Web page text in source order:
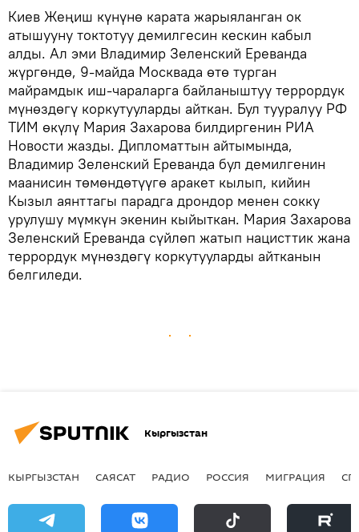
Киев Жеңиш күнүнө карата жарыяланган ок
атышууну токтотуу демилгесин кескин кабыл
алды. Ал эми Владимир Зеленский Ереванда
жүргөндө, 9-майда Москвада өтө турган
майрамдык иш-чараларга байланыштуу террордук
мүнөздөгү коркутууларды айткан. Бул тууралуу РФ
ТИМ өкүлү Мария Захарова билдиргенин РИА
Новости жазды. Дипломаттын айтымында,
Владимир Зеленский Ереванда бул демилгенин
маанисин төмөндөтүүгө аракет кылып, кийин
Кызыл аянттагы парадга дрондор менен сокку
урулушу мүмкүн экенин кыйыткан. Мария Захарова
Зеленский Ереванда сүйлөп жатып нацисттик жана
террордук мүнөздөгү коркутууларды айтканын
белгиледи.
Кыргызстан
КЫРГЫЗСТАН САЯСАТ РАДИО РОССИЯ МИГРАЦИЯ